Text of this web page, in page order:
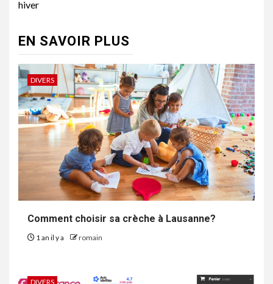
hiver
EN SAVOIR PLUS
DIVERS
Comment choisir sa crèche à Lausanne?
1 an il y a romain
DIVERS